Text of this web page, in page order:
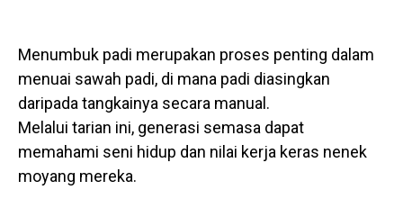
Menumbuk padi merupakan proses penting dalam
menuai sawah padi, di mana padi diasingkan
daripada tangkainya secara manual.
Melalui tarian ini, generasi semasa dapat
memahami seni hidup dan nilai kerja keras nenek
moyang mereka.